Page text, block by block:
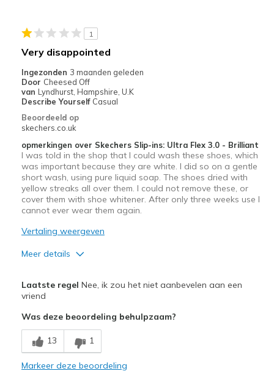
1
Very disappointed
Ingezonden 3 maanden geleden
Door Cheesed Off
van Lyndhurst, Hampshire, U.K
Describe Yourself Casual
Beoordeeld op
skechers.co.uk
opmerkingen over Skechers Slip-ins: Ultra Flex 3.0 - Brilliant
I was told in the shop that I could wash these shoes, which
was important because they are white. I did so on a gentle
short wash, using pure liquid soap. The shoes dried with
yellow streaks all over them. I could not remove these, or
cover them with shoe whitener. After only three weeks use I
cannot ever wear them again.
Vertaling weergeven
Meer details
Casual Wear
View On Shoes Shoes are for Wearing
Laatste regel Nee, ik zou het niet aanbevelen aan een
vriend
Was deze beoordeling behulpzaam?
13 1
Markeer deze beoordeling